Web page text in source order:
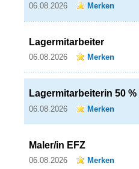
06.08.2026 Merken
Lagermitarbeiter
06.08.2026 Merken
Lagermitarbeiterin 50 %
06.08.2026 Merken
Maler/in EFZ
06.08.2026 Merken